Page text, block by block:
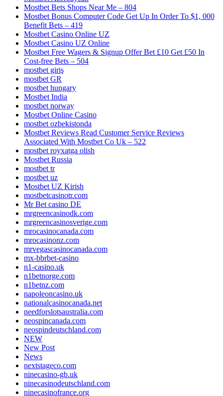
Mostbet Bets Shops Near Me – 804
Mostbet Bonus Computer Code Get Up In Order To $1, 000
Benefit Bets – 419
Mostbet Casino Online UZ
Mostbet Casino UZ Online
Mostbet Free Wagers & Signup Offer Bet £10 Get £50 In
Cost-free Bets – 504
mostbet giriş
mostbet GR
mostbet hungary
Mostbet India
mostbet norway
Mostbet Online Casino
mostbet ozbekistonda
Mostbet Reviews Read Customer Service Reviews
Associated With Mostbet Co Uk – 522
mostbet royxatga olish
Mostbet Russia
mostbet tr
mostbet uz
Mostbet UZ Kirish
mostbetcasinotr.com
Mr Bet casino DE
mrgreencasinodk.com
mrgreencasinosverige.com
mrocasinocanada.com
mrocasinonz.com
mrvegascasinocanada.com
mx-bbrbet-casino
n1-casino.uk
n1betnorge.com
n1betnz.com
napoleoncasino.uk
nationalcasinocanada.net
needforslotsaustralia.com
neospincanada.com
neospindeutschland.com
NEW
New Post
News
nextstageco.com
ninecasino-gb.uk
ninecasinodeutschland.com
ninecasinofrance.org